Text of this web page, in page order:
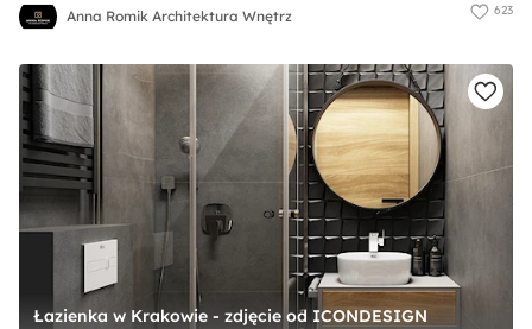
Anna Romik Architektura Wnętrz 623
Łazienka w Krakowie - zdjęcie od ICONDESIGN